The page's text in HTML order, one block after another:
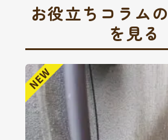
お役立ちコラム
を見る